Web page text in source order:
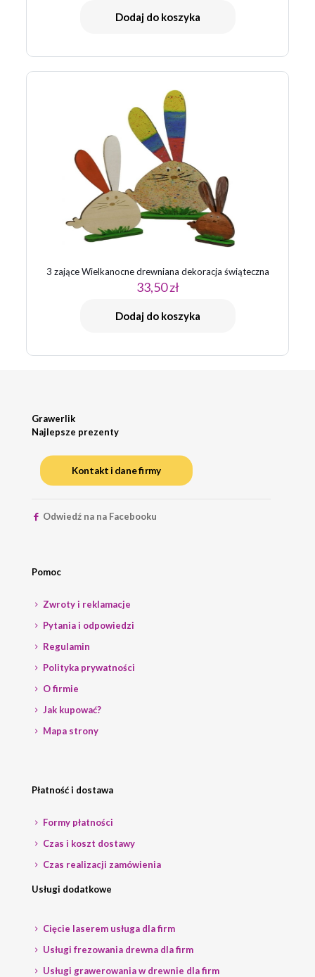
Dodaj do koszyka
3 zające Wielkanocne drewniana dekoracja świąteczna
33,50zł
Dodaj do koszyka
Grawerlik
Najlepsze prezenty
Kontakt i dane firmy
Odwiedź na na Facebooku
Pomoc
Zwroty i reklamacje
Pytania i odpowiedzi
Regulamin
Polityka prywatności
O firmie
Jak kupować?
Mapa strony
Płatność i dostawa
Formy płatności
Czas i koszt dostawy
Czas realizacji zamówienia
Usługi dodatkowe
Cięcie laserem usługa dla firm
Usługi frezowania drewna dla firm
Usługi grawerowania w drewnie dla firm